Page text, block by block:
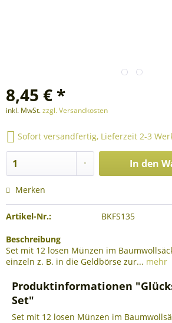
8,45 € *
inkl. MwSt.zzgl. Versandkosten
Sofort versandfertig, Lieferzeit 2-3
In den
Merken
Artikel-Nr.: BKFS135
Beschreibung
Set mit 12 losen Münzen im
einzeln z. B. in die Geldbörse zur... mehr
Produktinformationen
Set"
Set mit 12 losen Münzen im